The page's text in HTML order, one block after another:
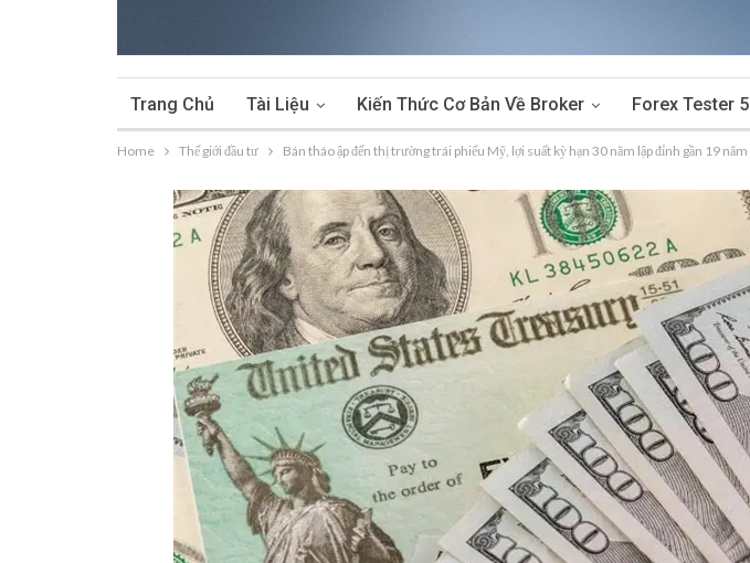
Trang Chủ Tài Liệu Kiến Thức Cơ Bản Về Broker Forex Tester 5
Home Thế giới đầu tư Bán tháo ập đến thị trường trái phiếu Mỹ, lợi suất kỳ hạn 30 năm lập đỉnh gần 19 năm